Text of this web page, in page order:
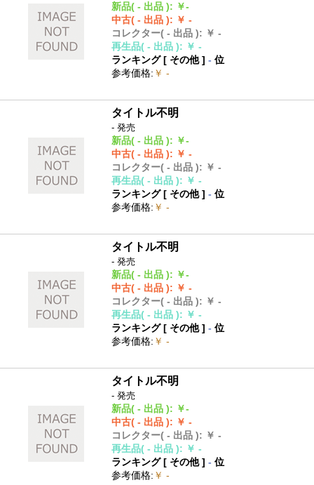
新品( - 出品 ): ￥-
中古( - 出品 ): ￥ -
コレクター( - 出品 ): ￥ -
再生品( - 出品 ): ￥ -
ランキング [ その他]- 位
参考価格: ￥ -
タイトル不明
- 発売
新品( - 出品 ): ￥-
中古( - 出品 ): ￥ -
コレクター( - 出品 ): ￥ -
再生品( - 出品 ): ￥ -
ランキング [ その他]- 位
参考価格: ￥ -
タイトル不明
- 発売
新品( - 出品 ): ￥-
中古( - 出品 ): ￥ -
コレクター( - 出品 ): ￥ -
再生品( - 出品 ): ￥ -
ランキング [ その他]- 位
参考価格: ￥ -
タイトル不明
- 発売
新品( - 出品 ): ￥-
中古( - 出品 ): ￥ -
コレクター( - 出品 ): ￥ -
再生品( - 出品 ): ￥ -
ランキング [ その他]- 位
参考価格: ￥ -